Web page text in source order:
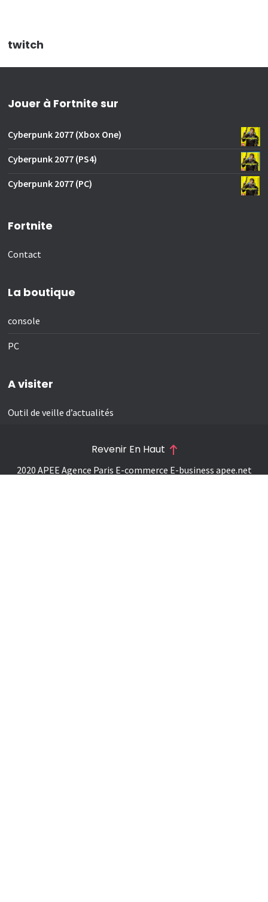
twitch
Jouer à Fortnite sur
Cyberpunk 2077 (Xbox One)
Cyberpunk 2077 (PS4)
Cyberpunk 2077 (PC)
Fortnite
Contact
La boutique
console
PC
A visiter
Outil de veille d’actualités
2020 APEE Agence Paris E-commerce E-business apee.net
Revenir En Haut